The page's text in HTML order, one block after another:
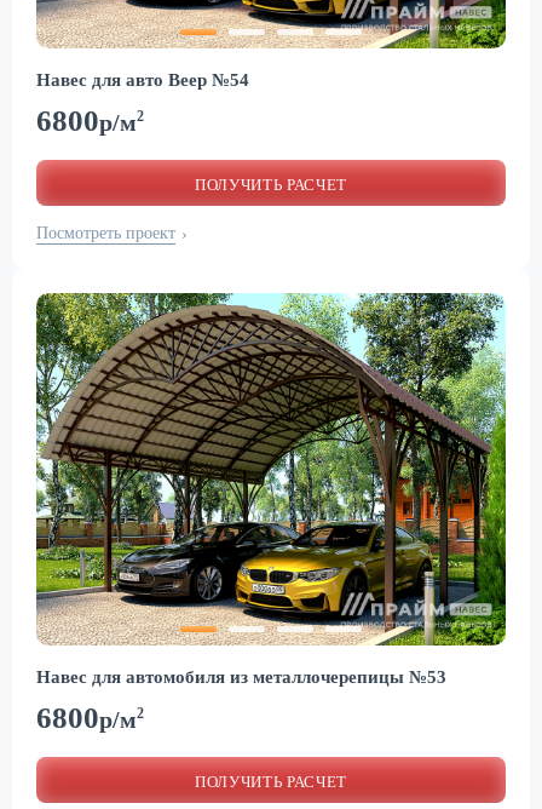
Навес для авто Веер №54
6800р/м2
ПОЛУЧИТЬ РАСЧЕТ
Посмотреть проект ›
Навес для автомобиля из металлочерепицы №53
6800р/м2
ПОЛУЧИТЬ РАСЧЕТ